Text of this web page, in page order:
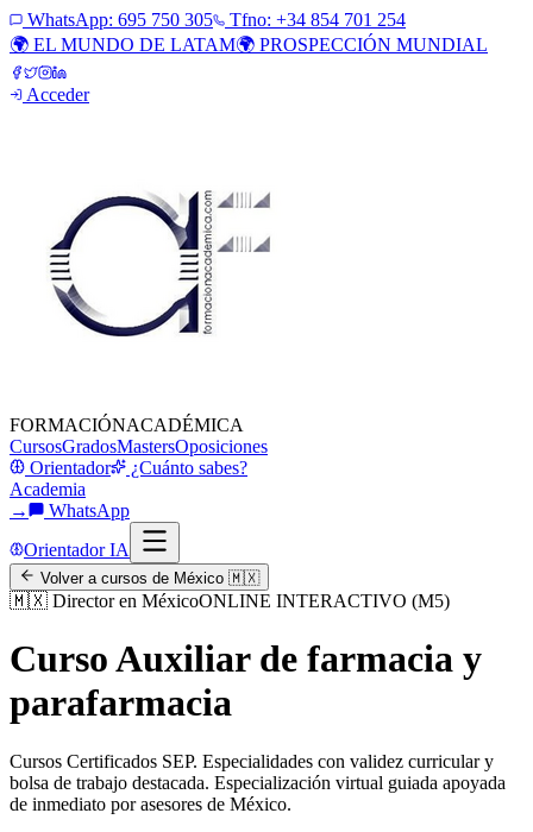
WhatsApp: 695 750 305
Tfno: +34 854 701 254
🌍 EL MUNDO DE LATAM🌍 PROSPECCIÓN MUNDIAL
Acceder
FORMACIÓNACADÉMICA
CursosGradosMastersOposiciones
Orientador
¿Cuánto sabes?
Academia
→
WhatsApp
Orientador IA
Volver a cursos de México 🇲🇽
🇲🇽 Director en MéxicoONLINE INTERACTIVO (M5)
Curso Auxiliar de farmacia y
parafarmacia
Cursos Certificados SEP. Especialidades con validez curricular y
bolsa de trabajo destacada. Especialización virtual guiada apoyada
de inmediato por asesores de México.